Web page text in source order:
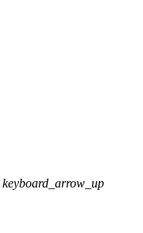
keyboard_arrow_up